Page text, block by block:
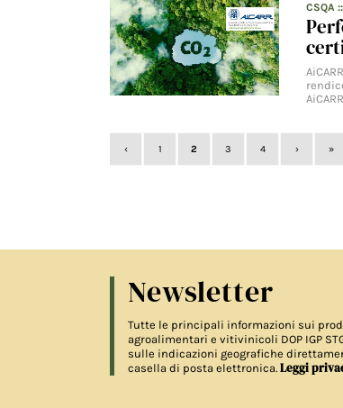
CSQA
‹ 1 2 3 4 › »
Newsletter
Tutte le principali informazioni sui
agroalimentari e vitivinicoli DOP IGP
sulle indicazioni geografiche
casella di posta elettronica. Leggi